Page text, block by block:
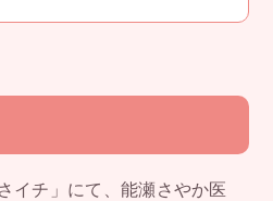
イチ」にて、能瀬さやか医